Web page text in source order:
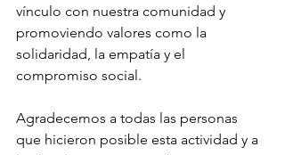
vínculo con nuestra comunidad y
promoviendo valores como la
solidaridad, la empatía y el
compromiso social.
Agradecemos a todas las personas
que hicieron posible esta actividad y a